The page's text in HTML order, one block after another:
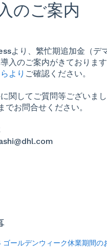
のご案内
より、繁忙期追加金（デ
入のご案内がきております
より ご確認ください。
関してご質問等ございま
でお問合せください。
ールデンウィーク休業期間の